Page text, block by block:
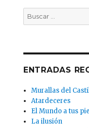
Buscar
por:
ENTRADAS
Murallas del
Atardeceres
El Mundo a tus
La ilusión